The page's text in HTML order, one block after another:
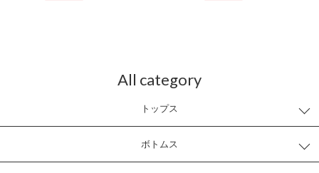
All category
トップス
ボトムス